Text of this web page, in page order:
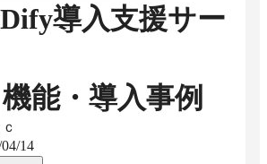
導入支援サー
能・導入事例
14